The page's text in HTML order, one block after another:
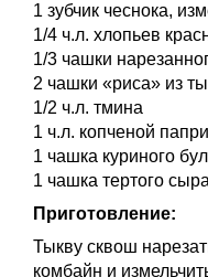
1 зубчик чеснока,
1/4 ч.л. хлопьев
1/3 чашки
2 чашки «риса» из
1/2 ч.л. тмина
1 ч.л. копченой
1 чашка куриного
1 чашка тертого
Приготовление:
Тыкву сквош
комбайн и